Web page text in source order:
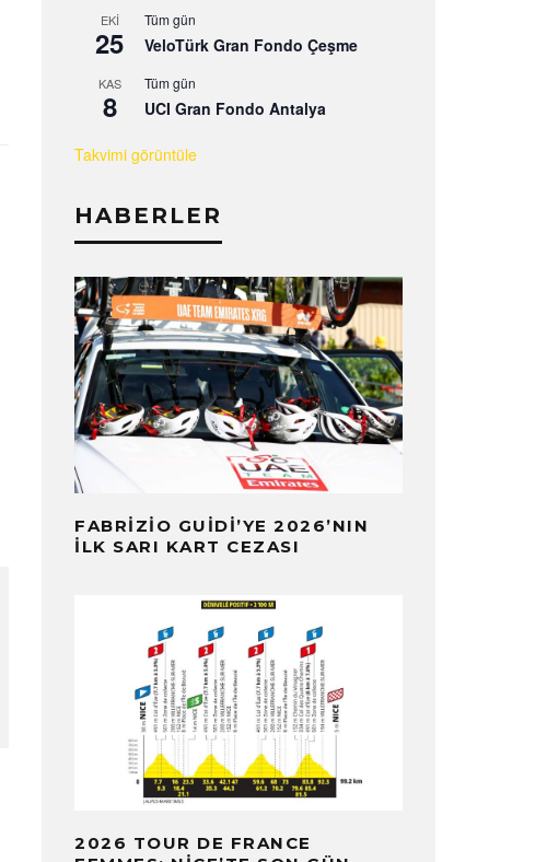
EKI
25
Tüm gün
VeloTürk Gran Fondo Çeşme
KAS
8
Tüm gün
UCI Gran Fondo Antalya
Takvimi görüntüle
HABERLER
FABRIZIO GUIDI’YE 2026’NIN
İLK SARI KART CEZASI
2026 TOUR DE FRANCE